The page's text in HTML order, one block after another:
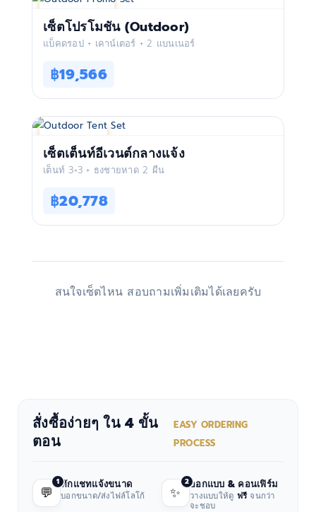
เซ็ตโปรโมชัน (Outdoor)
แบ็คดรอป + เคาน์เตอร์ + 2 แบนเนอร์
฿19,566
เซ็ตเต็นท์อีเวนต์กลางแจ้ง
เต็นท์ 3×3 + ธงชายหาด 2 ผืน
฿20,778
สนใจเซ็ตไหน สอบถามเพิ่มเติมได้เลยครับ
สั่งซื้อง่ายๆ ใน 4 ขั้น
ตอน
EASY ORDERING
PROCESS
💬
1ทักแชทแจ้งขนาด
บอกขนาด/ส่งไฟล์โลโก้ ✨
2ออกแบบ & คอนเฟิร์ม
วางแบบให้ดู ฟรีจนกว่า
จะชอบ